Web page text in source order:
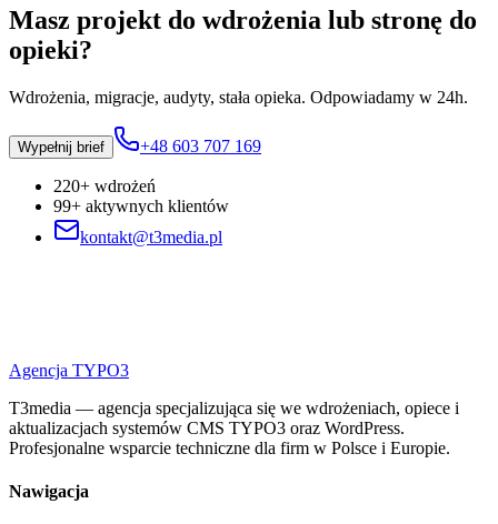
Masz projekt do wdrożenia lub stronę do
opieki?
Wdrożenia, migracje, audyty, stała opieka. Odpowiadamy w 24h.
Wypełnij brief +48 603 707 169
220+ wdrożeń
99+ aktywnych klientów
kontakt@t3media.pl
Agencja TYPO3
T3media — agencja specjalizująca się we wdrożeniach, opiece i
aktualizacjach systemów CMS TYPO3 oraz WordPress.
Profesjonalne wsparcie techniczne dla firm w Polsce i Europie.
Nawigacja